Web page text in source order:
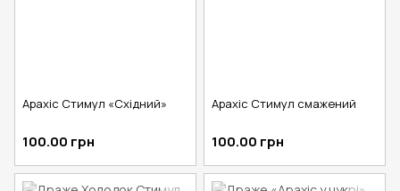
Арахіс Стимул «Східний»
100.00 грн
Арахіс Стимул смажений
100.00 грн